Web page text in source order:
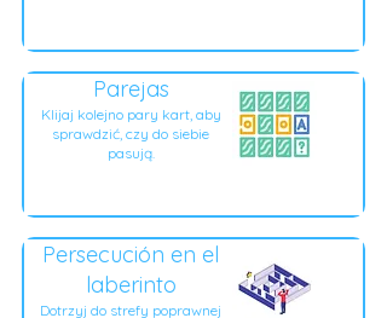
Parejas
Klijaj kolejno pary kart, aby
sprawdzić, czy do siebie
pasują.
Persecución en el
laberinto
Dotrzyj do strefy poprawnej